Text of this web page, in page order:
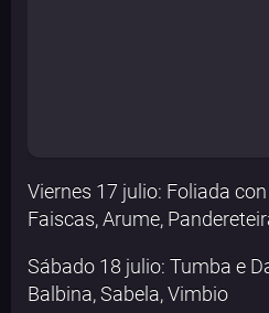
Viernes 17 julio: Foliada
Faiscas, Arume,
Sábado 18 julio: Tumba e
Balbina, Sabela, Vimbio